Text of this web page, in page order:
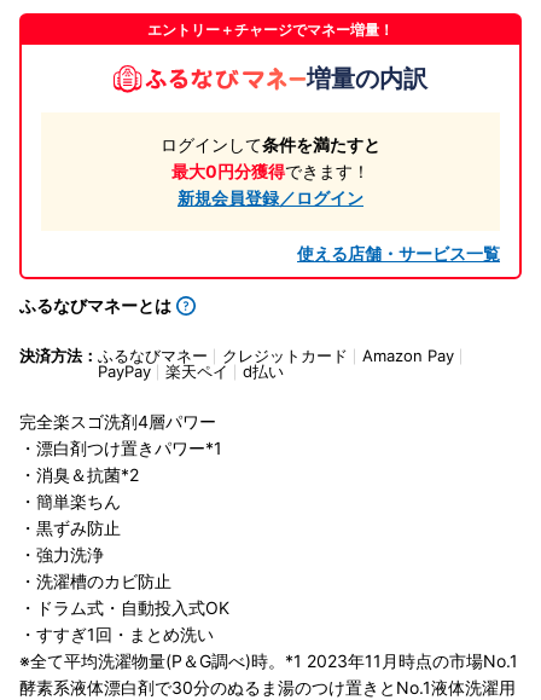
エントリー＋チャージでマネー増量！
増量の内訳
ログインして条件を満たすと
最大0円分獲得できます！
新規会員登録／ログイン
使える店舗・サービス一覧
ふるなびマネーとは
決済方法： ふるなびマネー クレジットカード
Amazon Pay
PayPay
楽天ペイ d払い
完全楽スゴ洗剤4層パワー
・漂白剤つけ置きパワー*1
・消臭＆抗菌*2
・簡単楽ちん
・黒ずみ防止
・強力洗浄
・洗濯槽のカビ防止
・ドラム式・自動投入式OK
・すすぎ1回・まとめ洗い
※全て平均洗濯物量(P＆G調べ)時。*1 2023年11月時点の市場No.1
酵素系液体漂白剤で30分のぬるま湯のつけ置きとNo.1液体洗濯用